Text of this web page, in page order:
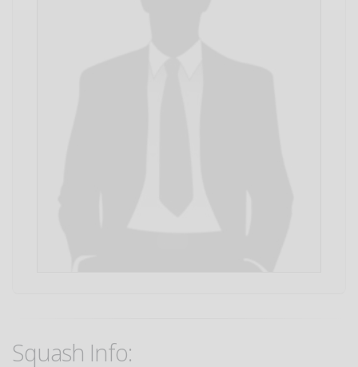
Squash Info: